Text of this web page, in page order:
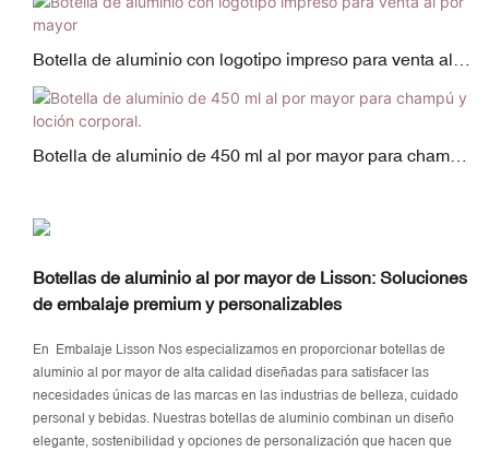
Botella de aluminio con logotipo impreso para venta al
por mayor
Botella de aluminio de 450 ml al por mayor para champú
Botellas de aluminio al por mayor de Lisson: Soluciones
de embalaje premium y personalizables
En Embalaje Lisson Nos especializamos en proporcionar botellas de
aluminio al por mayor de alta calidad diseñadas para satisfacer las
necesidades únicas de las marcas en las industrias de belleza, cuidado
personal y bebidas. Nuestras botellas de aluminio combinan un diseño
elegante, sostenibilidad y opciones de personalización que hacen que